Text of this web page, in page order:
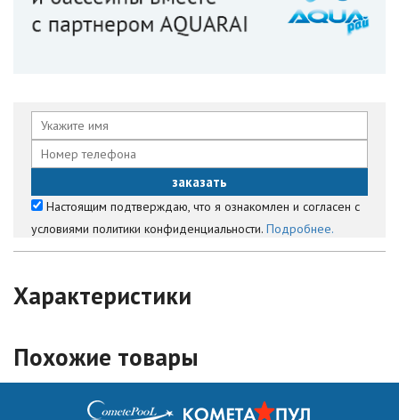
Настоящим подтверждаю, что я ознакомлен и согласен с
условиями политики конфиденциальности. Подробнее.
Характеристики
Похожие товары